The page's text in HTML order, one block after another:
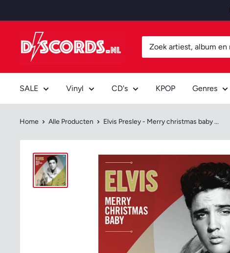
naar
Discords.nl
SALE Vinyl CD's KPOP Genres
Home Alle Producten Elvis Presley - Merry christmas baby ...